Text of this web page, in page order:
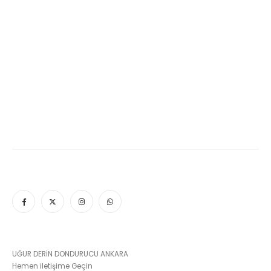
UĞUR DERİN DONDURUCU ANKARA
Hemen iletişime Geçin